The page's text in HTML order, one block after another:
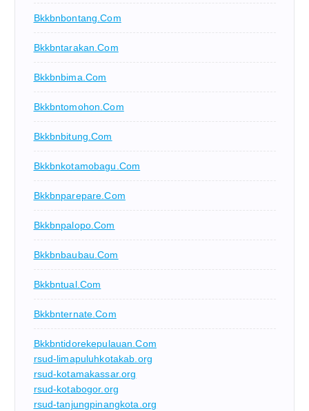
Bkkbnbontang.com
Bkkbntarakan.com
Bkkbnbima.com
Bkkbntomohon.com
Bkkbnbitung.com
Bkkbnkotamobagu.com
Bkkbnparepare.com
Bkkbnpalopo.com
Bkkbnbaubau.com
Bkkbntual.com
Bkkbnternate.com
Bkkbntidorekepulauan.com
rsud-limapuluhkotakab.org
rsud-kotamakassar.org
rsud-kotabogor.org
rsud-tanjungpinangkota.org